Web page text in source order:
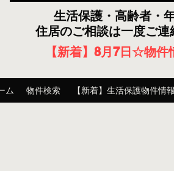
生活保護・高齢者・
住居のご相談は一度ご連
【新着】8月7日 ☆物件
ム 物件検索 【新着】生活保護物件情報